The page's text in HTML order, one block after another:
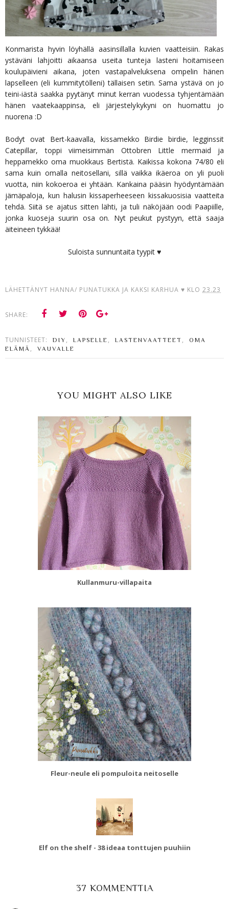
Konmarista hyvin löyhällä aasinsillalla kuvien vaatteisiin. Rakas
ystäväni lahjoitti aikaansa useita tunteja lasteni hoitamiseen
koulupäivieni aikana, joten vastapalveluksena ompelin hänen
lapselleen (eli kummitytölleni) tällaisen setin. Sama ystävä on jo
teini-iästä saakka pyytänyt minut kerran vuodessa tyhjentämään
hänen vaatekaappinsa, eli järjestelykykyni on huomattu jo
nuorena :D
Bodyt ovat Bert-kaavalla, kissamekko Birdie birdie, legginssit
Catepillar, toppi viimeisimmän Ottobren Little mermaid ja
heppamekko oma muokkaus Bertistä. Kaikissa kokona 74/80 eli
sama kuin omalla neitosellani, sillä vaikka ikäeroa on yli puoli
vuotta, niin kokoeroa ei yhtään. Kankaina pääsin hyödyntämään
jämäpaloja, kun halusin kissaperheeseen kissakuosisia vaatteita
tehdä. Siitä se ajatus sitten lähti, ja tuli näköjään oodi Paapiille,
jonka kuoseja suurin osa on. Nyt peukut pystyyn, että saaja
äiteineen tykkää!
Suloista sunnuntaita tyypit ♥
LÄHETTÄNYT HANNA/ PUNATUKKA JA KAKSI KARHUA ♥ KLO 23.23
SHARE:
TUNNISTEET: DIY , LAPSELLE , LASTENVAATTEET ,
OMA
ELÄMÄ , VAUVALLE
YOU MIGHT ALSO LIKE
Kullanmuru-villapaita
Fleur-neule eli pompuloita neitoselle
Elf on the shelf - 38 ideaa tonttujen puuhiin
37 KOMMENTTIA